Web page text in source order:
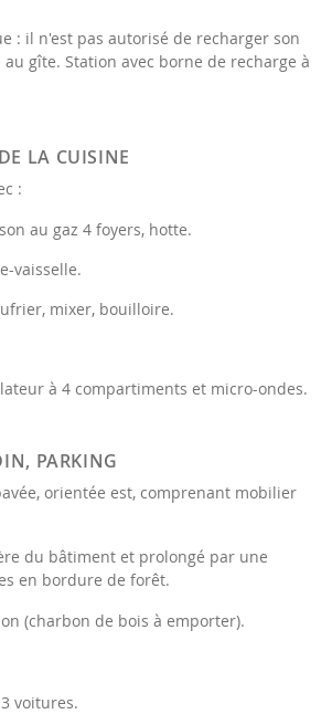
: il n'est pas autorisé de recharger son
gîte. Station avec borne de recharge à
LA CUISINE
:
au gaz 4 foyers, hotte.
vaisselle.
mixer, bouilloire.
à 4 compartiments et micro-ondes.
PARKING
orientée est, comprenant mobilier
du bâtiment et prolongé par une
en bordure de forêt.
(charbon de bois à emporter).
voitures.